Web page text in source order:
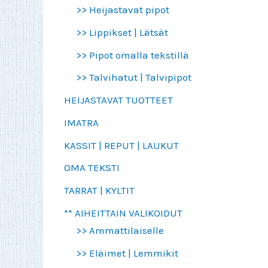
>> Heijastavat pipot
>> Lippikset | Lätsät
>> Pipot omalla tekstillä
>> Talvihatut | Talvipipot
HEIJASTAVAT TUOTTEET
IMATRA
KASSIT | REPUT | LAUKUT
OMA TEKSTI
TARRAT | KYLTIT
** AIHEITTAIN VALIKOIDUT
>> Ammattilaiselle
>> Eläimet | Lemmikit